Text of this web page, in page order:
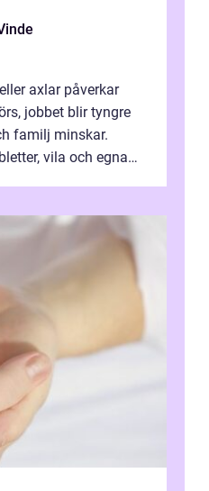
axlar påverkar
jobbet blir tyngre
familj minskar.
vila och egna